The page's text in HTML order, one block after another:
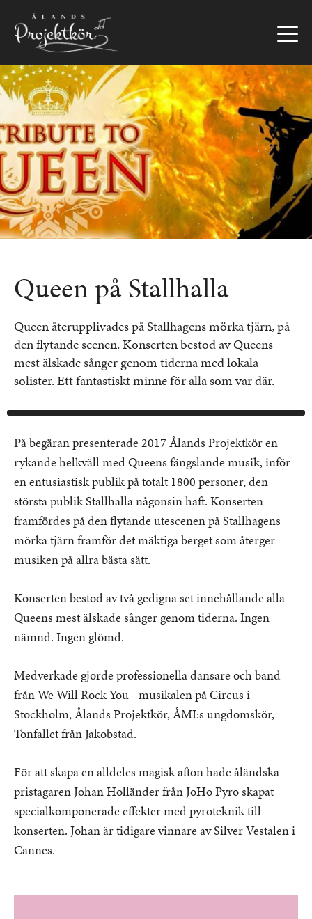
Hoppa
huvudinnehåll
Bild
Queen på Stallhalla
Queen återupplivades på Stallhagens mörka tjärn, på
den flytande scenen. Konserten bestod av Queens
mest älskade sånger genom tiderna med lokala
solister. Ett fantastiskt minne för alla som var där.
På begäran presenterade 2017 Ålands Projektkör en
rykande helkväll med Queens fängslande musik,inför
en entusiastisk publik på totalt 1800 personer, den
största publik Stallhalla någonsin haft. Konserten
framfördes på den flytande utescenen på Stallhagens
mörka tjärn framför det mäktiga berget som återger
musiken på allra bästa sätt.
Konserten bestod av två gedigna set innehållande alla
Queens mest älskade sånger genom tiderna. Ingen
nämnd. Ingen glömd.
Medverkade gjorde professionella dansare och band
från We Will Rock You - musikalen på Circus i
Stockholm, Ålands Projektkör, ÅMI:s ungdomskör,
Tonfallet från Jakobstad.
För att skapa en alldeles magisk afton hade åländska
pristagaren Johan Holländer från JoHo Pyro skapat
specialkomponerade effekter med pyroteknik till
konserten. Johan är tidigare vinnare av Silver Vestalen i
Cannes.